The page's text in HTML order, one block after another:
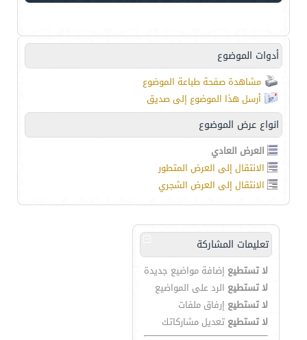
أدوات الموضوع
مشاهدة صفحة طباعة الموضوع
أرسل هذا الموضوع إلى صديق
انواع عرض الموضوع
العرض العادي
الانتقال إلى العرض المتطور
الانتقال إلى العرض الشجري
تعليمات المشاركة
لا تستطيع إضافة مواضيع جديدة
لا تستطيع الرد على المواضيع
لا تستطيع إرفاق ملفات
لا تستطيع تعديل مشاركاتك